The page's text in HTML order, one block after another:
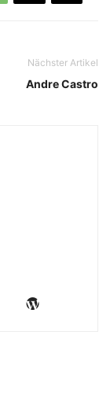
Nächster Artikel
Andre Castro